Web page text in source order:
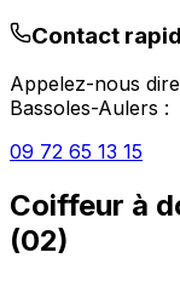
Contact
Appelez-nous
Bassoles-Aulers :
09 72 65 13 15
Coiffeur à
(02)